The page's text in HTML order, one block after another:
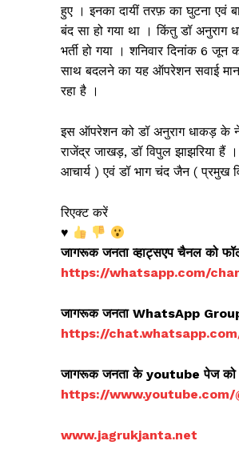
हुए । इनका दायीं तरफ़ का घुटना एवं
बंद सा हो गया था । किंतु डॉ अनुराग
भर्ती हो गया । शनिवार दिनांक 6
साथ बदलने का यह ऑपरेशन सवाई
रहा है ।
इस ऑपरेशन को डॉ अनुराग धाकड़ के
राजेंद्र जाखड़, डॉ विपुल झाझरिया हैं
आचार्य ) एवं डॉ भाग चंद जैन ( प्रमुख
रिएक्ट करें
♥️
जागरूक जनता व्हाट्सएप चैनल को
https://whatsapp.com/
जागरूक जनता WhatsApp
https://
जागरूक जनता के youtube पेज को
https://www.youtube.com/
www.jagrukjanta.net